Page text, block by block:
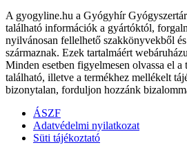
A gyogyline.hu a Gyógyhír
található információk a gyártóktól,
nyilvánosan fellelhető szakkönyvekből
származnak. Ezek tartalmáért
Minden esetben figyelmesen olvassa el a
található, illetve a termékhez mellékelt
bizonytalan, forduljon hozzánk
ÁSZF
Adatvédelmi nyilatkozat
Süti tájékoztató